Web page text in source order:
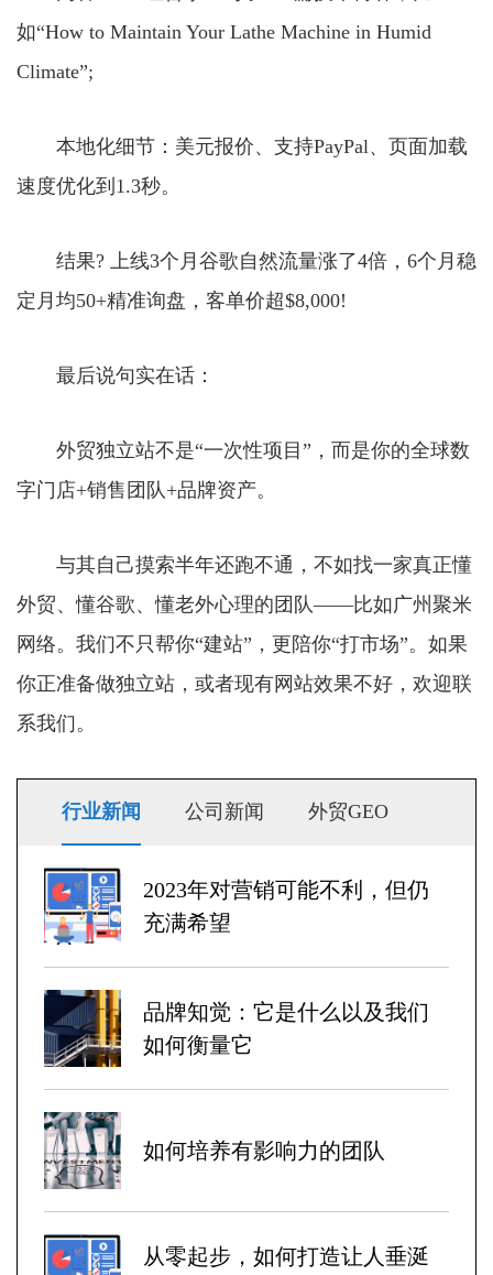
如“How to Maintain Your Lathe Machine in Humid
Climate”;
本地化细节：美元报价、支持PayPal、页面加载
速度优化到1.3秒。
结果? 上线3个月谷歌自然流量涨了4倍，6个月稳
定月均50+精准询盘，客单价超$8,000!
最后说句实在话：
外贸独立站不是“一次性项目”，而是你的全球数
字门店+销售团队+品牌资产。
与其自己摸索半年还跑不通，不如找一家真正懂
外贸、懂谷歌、懂老外心理的团队——比如广州聚米
网络。我们不只帮你“建站”，更陪你“打市场”。如果
你正准备做独立站，或者现有网站效果不好，欢迎联
系我们。
行业新闻 公司新闻 外贸GEO
2023年对营销可能不利，但仍
充满希望
品牌知觉：它是什么以及我们
如何衡量它
如何培养有影响力的团队
从零起步，如何打造让人垂涎